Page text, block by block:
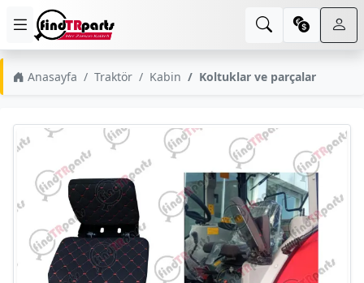
Anasayfa Traktör Kabin Koltuklar ve parçalar